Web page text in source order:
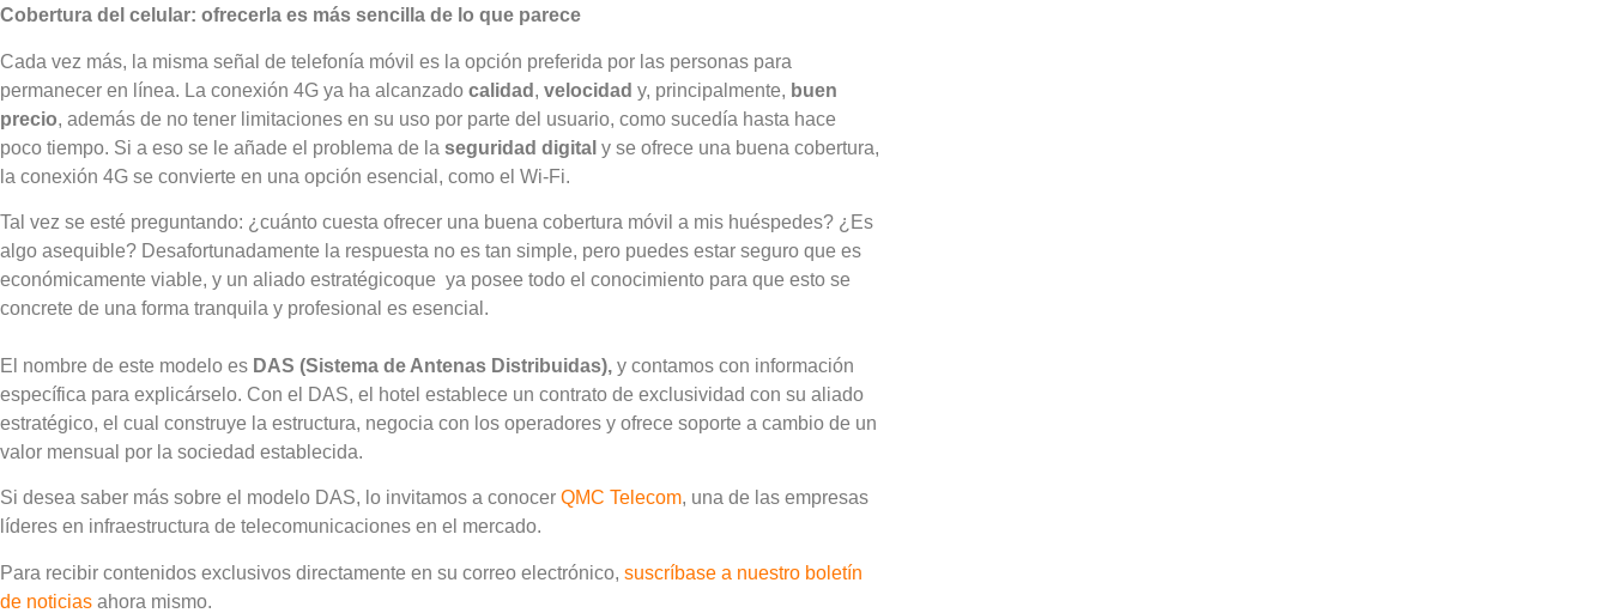
Cobertura del celular: ofrecerla es más sencilla de lo que parece
Cada vez más, la misma señal de telefonía móvil es la opción preferida por las personas para
permanecer en línea. La conexión 4G ya ha alcanzado calidad , velocidad y, principalmente, buen
precio, además de no tener limitaciones en su uso por parte del usuario, como sucedía hasta hace
poco tiempo. Si a eso se le añade el problema de la seguridad digital y se ofrece una buena cobertura,
la conexión 4G se convierte en una opción esencial, como el Wi-Fi.
Tal vez se esté preguntando: ¿cuánto cuesta ofrecer una buena cobertura móvil a mis huéspedes? ¿Es
algo asequible? Desafortunadamente la respuesta no es tan simple, pero puedes estar seguro que es
económicamente viable, y un aliado estratégicoque ya posee todo el conocimiento para que esto se
concrete de una forma tranquila y profesional es esencial.
El nombre de este modelo es DAS (Sistema de Antenas Distribuidas), y contamos con información
específica para explicárselo. Con el DAS, el hotel establece un contrato de exclusividad con su aliado
estratégico, el cual construye la estructura, negocia con los operadores y ofrece soporte a cambio de un
valor mensual por la sociedad establecida.
Si desea saber más sobre el modelo DAS, lo invitamos a conocer QMC Telecom, una de las empresas
líderes en infraestructura de telecomunicaciones en el mercado.
Para recibir contenidos exclusivos directamente en su correo electrónico, suscríbase a nuestro boletín
de noticias ahora mismo.